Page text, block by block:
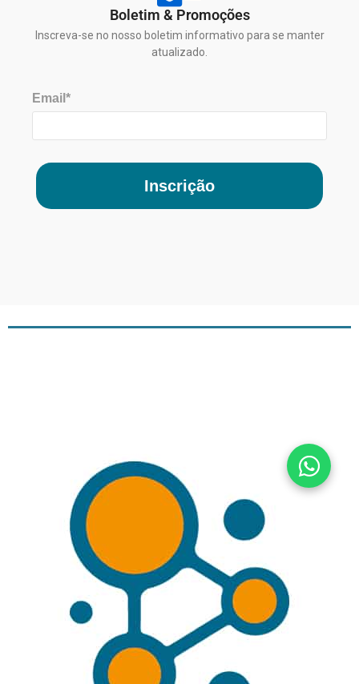
Boletim & Promoções
Inscreva-se no nosso boletim informativo para se manter
atualizado.
Email*
Inscrição